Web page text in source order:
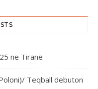
në Tiranë
Teqball debuton